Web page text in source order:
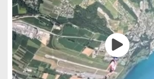
Gestion des cookies
Nous utilisons des cookies qui facilitent